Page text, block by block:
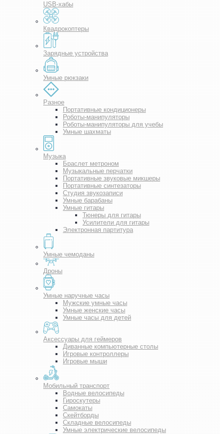
USB-хабы
Квадрокоптеры
Зарядные устройства
Умные рюкзаки
Разное
Портативные кондиционеры
Роботы-манипуляторы
Роботы-манипуляторы для учебы
Умные шахматы
Музыка
Браслет метроном
Музыкальные перчатки
Портативные звуковые микшеры
Портативные синтезаторы
Студия звукозаписи
Умные барабаны
Умные гитары
Тюнеры для гитары
Усилители для гитары
Электронная партитура
Умные чемоданы
Дроны
Умные наручные часы
Мужские умные часы
Умные женские часы
Умные часы для детей
Аксессуары для геймеров
Диванные компьютерные столы
Игровые контроллеры
Игровые мыши
Мобильный транспорт
Водные велосипеды
Гироскутеры
Самокаты
Скейтборды
Складные велосипеды
Умные электрические велосипеды